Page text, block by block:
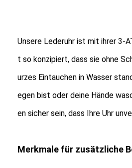
Unsere Lederuhr ist mit ihrer 3-
t so konzipiert, dass sie ohne
urzes Eintauchen in Wasser
egen bist oder deine Hände
en sicher sein, dass Ihre Uhr
Merkmale für zusätzliche